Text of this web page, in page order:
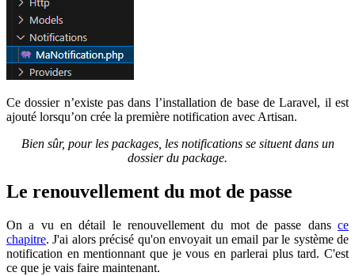
Ce dossier n’existe pas dans l’installation de base de Laravel, il est
ajouté lorsqu’on crée la première notification avec Artisan.
Bien sûr, pour les packages, les notifications se situent dans un
dossier du package.
Le renouvellement du mot de passe
On a vu en détail le renouvellement du mot de passe dans ce
chapitre. J'ai alors précisé qu'on envoyait un email par le système de
notification en mentionnant que je vous en parlerai plus tard. C'est
ce que je vais faire maintenant.